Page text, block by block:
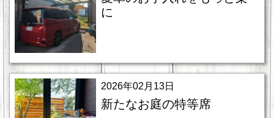
に
2026年02月13日
新たなお庭の特等席